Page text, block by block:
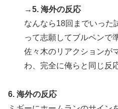
→5. 海外の反応
なんなら18回までいった
って志願してブルペンで
佐々木のリアクションが
わ、完全に俺らと同じ反
6. 海外の反応